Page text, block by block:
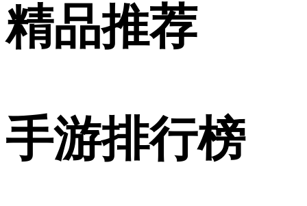
精品推荐
手游排行榜